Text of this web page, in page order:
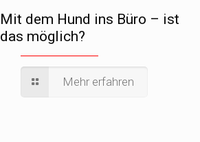
Mit dem Hund ins Büro – ist
das möglich?
Mehr erfahren